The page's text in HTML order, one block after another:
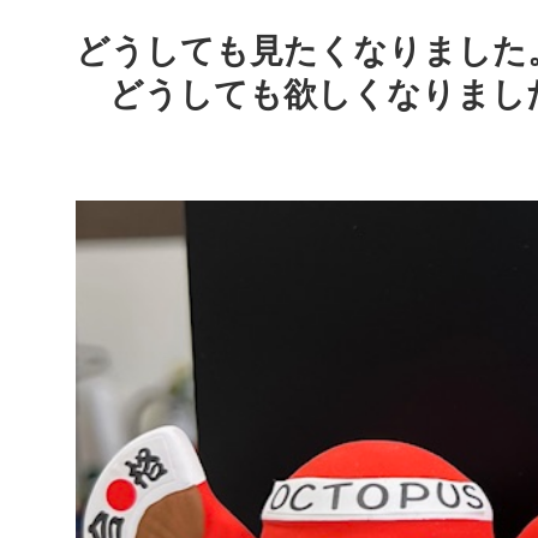
どうしても見たくなりました
どうしても欲しくなりまし